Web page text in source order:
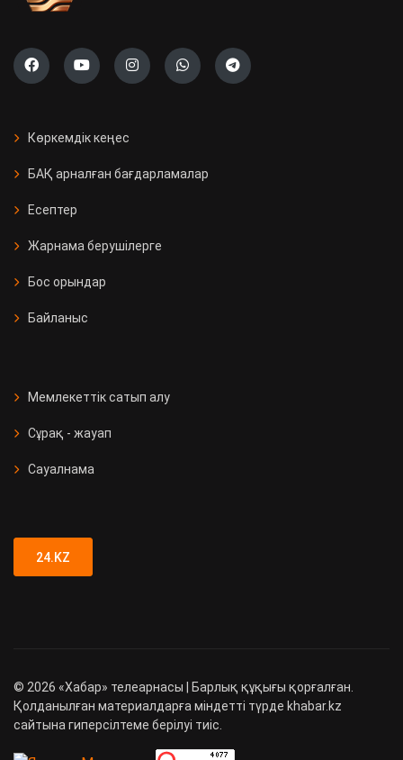
Көркемдік кеңес
БАҚ арналған бағдарламалар
Есептер
Жарнама берушілерге
Бос орындар
Байланыс
Мемлекеттік сатып алу
Сұрақ - жауап
Сауалнама
24.KZ
© 2026 «Хабар» телеарнасы | Барлық құқығы қорғалған.
Қолданылған материалдарға міндетті түрде khabar.kz
сайтына гиперсілтеме берілуі тиіс.